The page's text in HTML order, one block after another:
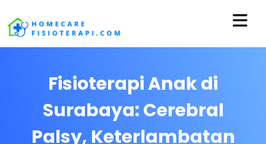
Fisioterapi Anak di
Surabaya: Cerebral
Palsy, Keterlambatan